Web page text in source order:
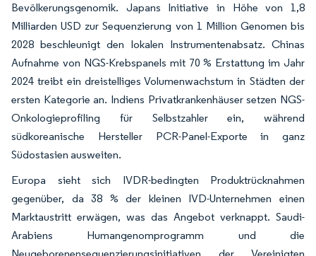
Bevölkerungsgenomik. Japans Initiative in Höhe von 1,8
Milliarden USD zur Sequenzierung von 1 Million Genomen bis
2028 beschleunigt den lokalen Instrumentenabsatz. Chinas
Aufnahme von NGS-Krebspanels mit 70 % Erstattung im Jahr
2024 treibt ein dreistelliges Volumenwachstum in Städten der
ersten Kategorie an. Indiens Privatkrankenhäuser setzen NGS-
Onkologieprofiling für Selbstzahler ein, während
südkoreanische Hersteller PCR-Panel-Exporte in ganz
Südostasien ausweiten.
Europa sieht sich IVDR-bedingten Produktrücknahmen
gegenüber, da 38 % der kleinen IVD-Unternehmen einen
Marktaustritt erwägen, was das Angebot verknappt. Saudi-
Arabiens Humangenomprogramm und die